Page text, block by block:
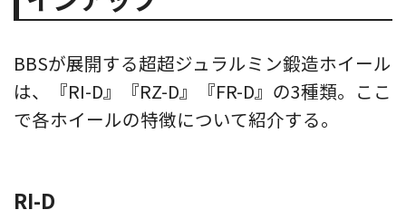
BBSが展開する超超ジュラルミン鍛造ホイール
は、『RI-D』『RZ-D』『FR-D』の3種類。ここ
で各ホイールの特徴について紹介する。
RI-D